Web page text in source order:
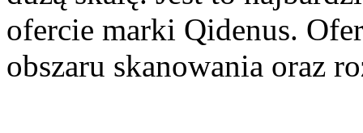
ofercie marki Qidenus.
obszaru skanowania oraz